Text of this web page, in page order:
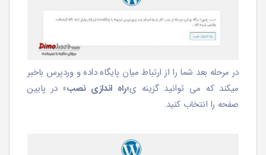
در مرحله بعد شما را از ارتباط میان پایگاه داده و وردپرس باخبر
میکند که می توانید گزینه ی«راه اندازی نصب» در پایین
صفحه را انتخاب کنید.